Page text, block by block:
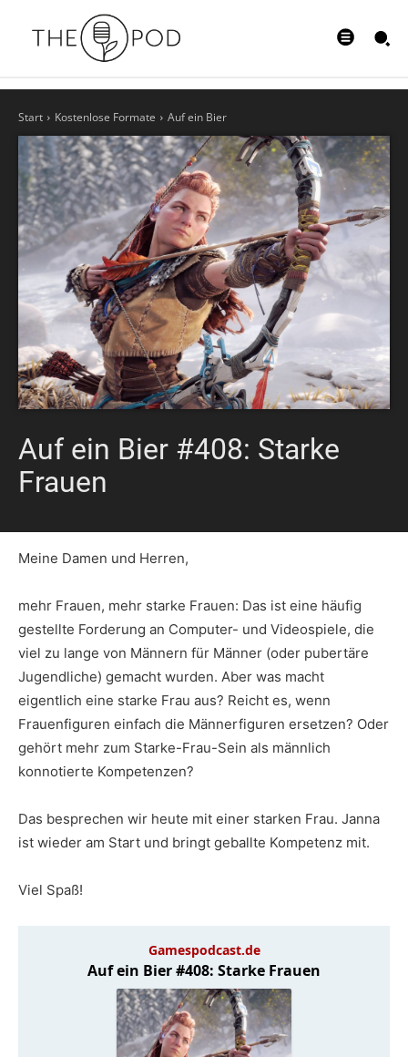
Start Kostenlose Formate Auf ein Bier
Auf ein Bier #408: Starke
Frauen
Meine Damen und Herren,
mehr Frauen, mehr starke Frauen: Das ist eine häufig
gestellte Forderung an Computer- und Videospiele, die
viel zu lange von Männern für Männer (oder pubertäre
Jugendliche) gemacht wurden. Aber was macht
eigentlich eine starke Frau aus? Reicht es, wenn
Frauenfiguren einfach die Männerfiguren ersetzen? Oder
gehört mehr zum Starke-Frau-Sein als männlich
konnotierte Kompetenzen?
Das besprechen wir heute mit einer starken Frau. Janna
ist wieder am Start und bringt geballte Kompetenz mit.
Viel Spaß!